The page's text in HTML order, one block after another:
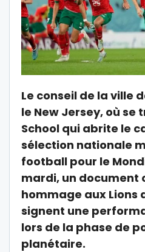
Le conseil de la ville
le New Jersey, où se
School qui abrite le
sélection nationale
football pour le
mardi, un document
hommage aux Lions
signent une
lors de la phase de
planétaire.